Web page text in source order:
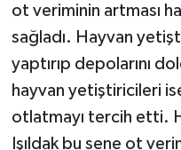
ot veriminin artması
sağladı. Hayvan
yaptırıp depolarını
hayvan yetiştiricileri
otlatmayı tercih etti.
Işıldak bu sene ot
Jandarma
Kadın
KÜLTÜR SANAT